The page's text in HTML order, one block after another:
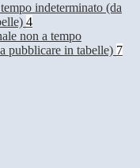
indeterminato (da
4
non a tempo
pubblicare in tabelle) 7